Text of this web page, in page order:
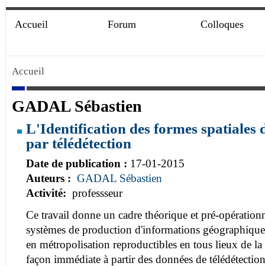
Accueil Forum Colloques
Accueil
GADAL Sébastien
L'Identification des formes spatiales
par télédétection
Date de publication : 17-01-2015
Auteurs : GADAL Sébastien
Activité: professseur
Ce travail donne un cadre théorique et pré-
systèmes de production d'informations
en métropolisation reproductibles en tous lieux de la
façon immédiate à partir des données de